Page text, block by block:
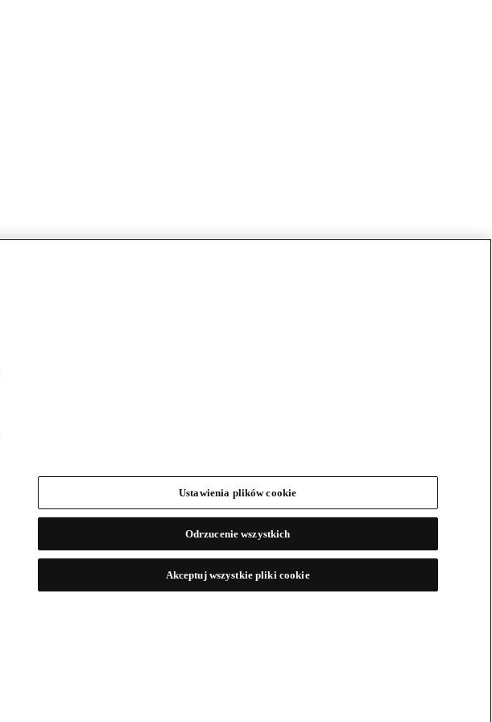
Ustawienia plików cookie
Odrzucenie wszystkich
Akceptuj wszystkie pliki cookie